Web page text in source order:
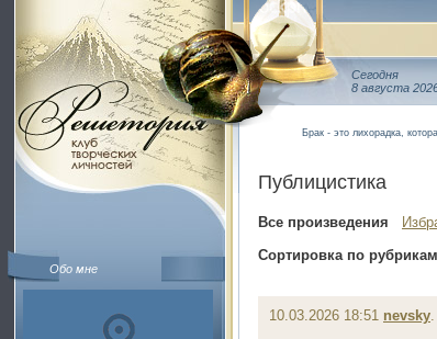
Обо мне
Сегодня
8 августа 2026
Брак - это лихорадка,
Публицистика
Все произведения
Сортировка по
10.03.2026 18:51 nevsky.